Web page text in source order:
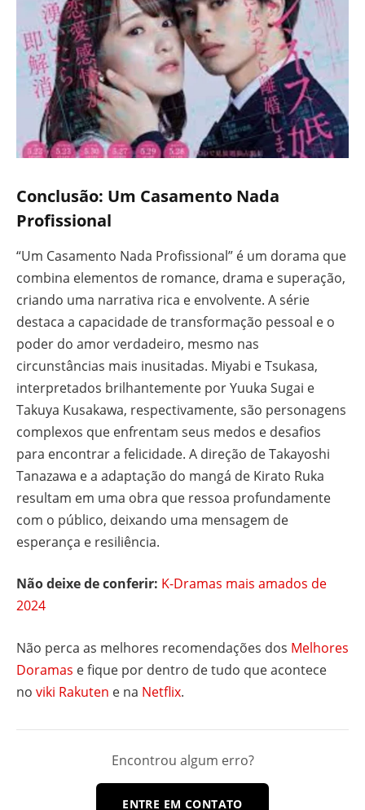
Conclusão: Um Casamento Nada
Profissional
“Um Casamento Nada Profissional” é um dorama que
combina elementos de romance, drama e superação,
criando uma narrativa rica e envolvente. A série
destaca a capacidade de transformação pessoal e o
poder do amor verdadeiro, mesmo nas
circunstâncias mais inusitadas. Miyabi e Tsukasa,
interpretados brilhantemente por Yuuka Sugai e
Takuya Kusakawa, respectivamente, são personagens
complexos que enfrentam seus medos e desafios
para encontrar a felicidade. A direção de Takayoshi
Tanazawa e a adaptação do mangá de Kirato Ruka
resultam em uma obra que ressoa profundamente
com o público, deixando uma mensagem de
esperança e resiliência.
Não deixe de conferir: K-Dramas mais amados de
2024
Não perca as melhores recomendações dos Melhores
Doramas e fique por dentro de tudo que acontece
no viki Rakuten e na Netflix.
Encontrou algum erro?
ENTRE EM CONTATO